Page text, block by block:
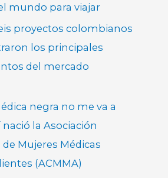
mundo para viajar
proyectos colombianos
los principales
del mercado
negra no me va a
nació la Asociación
Mujeres Médicas
(ACMMA)